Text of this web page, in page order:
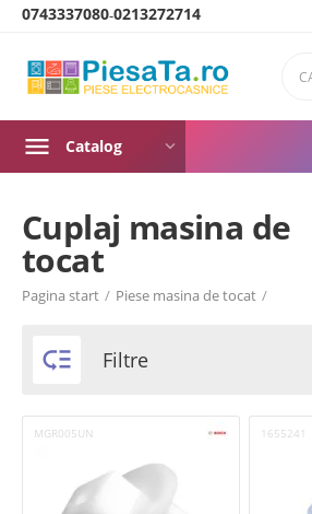
0743337080-0213272714
Catalog
Product filters
Bosch
Cuplaj masina de
tocat
Pagina start / Piese masina de tocat /
 Filtre
MGR005UN 1655241